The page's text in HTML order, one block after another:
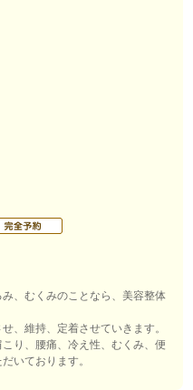
、むくみのことなら、美容整体
、維持、定着させていきます。
り、腰痛、冷え性、むくみ、便
いております。